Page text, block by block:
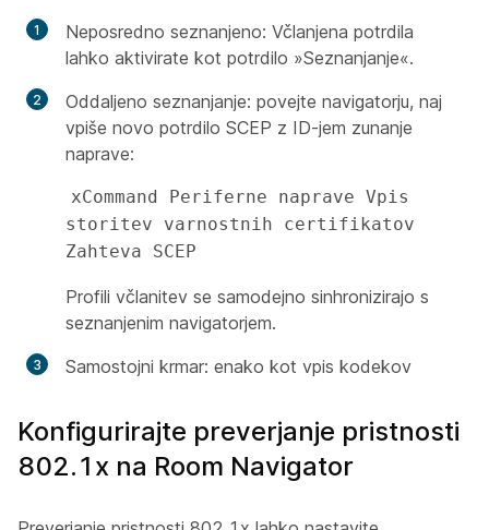
Neposredno seznanjeno: Včlanjena potrdila
lahko aktivirate kot potrdilo »Seznanjanje«.
Oddaljeno seznanjanje: povejte navigatorju, naj
vpiše novo potrdilo SCEP z ID-jem zunanje
naprave:
xCommand Periferne naprave Vpis
storitev varnostnih certifikatov
Zahteva SCEP
Profili včlanitev se samodejno sinhronizirajo s
seznanjenim navigatorjem.
Samostojni krmar: enako kot vpis kodekov
Konfigurirajte preverjanje pristnosti
802.1x na Room Navigator